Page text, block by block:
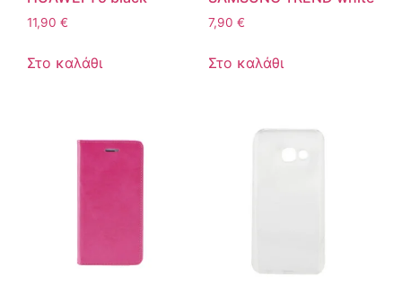
11,90 €
Στο καλάθι
7,90 €
Στο καλάθι